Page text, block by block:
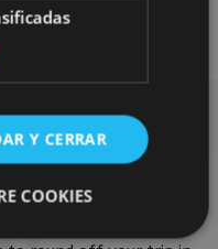
plans
Y CERRAR
COOKIES